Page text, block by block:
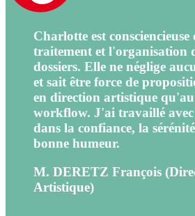
Charlotte est consciencieuse
traitement et l'organisation
dossiers. Elle ne néglige
et sait être force de
en direction artistique
workflow. J'ai travaillé avec
dans la confiance, la
bonne humeur.
M. DERETZ François
Artistique)